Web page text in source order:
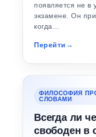
появляется не в
экзамене. Он
когда…
Перейти
ФИЛОСОФИЯ
СЛОВАМИ
Всегда ли
свободен в